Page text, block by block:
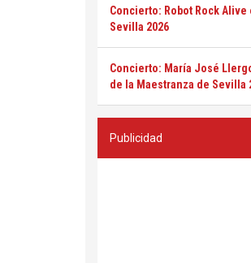
Concierto: Robot Rock Alive
Sevilla 2026
Concierto: María José
de la Maestranza de Sevilla
Publicidad